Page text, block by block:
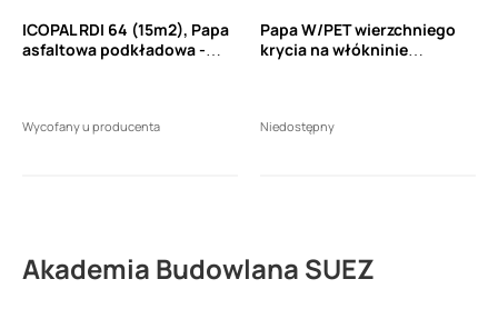
ICOPAL RDI 64 (15m2), Papa
asfaltowa podkładowa -
Wycofany u producenta
Papa W/PET wierzchniego
krycia na włókninie
nowoczesny zamiennik
Niedostępny
Akademia Budowlana SUEZ